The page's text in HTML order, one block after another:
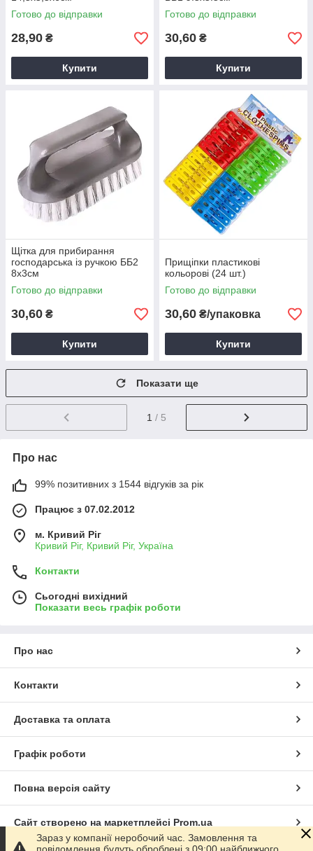
Готово до відправки
28,90 ₴
Купити
Готово до відправки
30,60 ₴
Купити
Щітка для прибирання
господарська із ручкою ББ2
8х3см
Готово до відправки
30,60 ₴
Купити
Прищіпки пластикові
кольорові (24 шт.)
Готово до відправки
30,60 ₴/упаковка
Купити
Показати ще
1 / 5
Про нас
99% позитивних з 1544 відгуків за рік
Працює з 07.02.2012
м. Кривий Ріг
Кривий Ріг, Кривий Ріг, Україна
Контакти
Сьогодні вихідний
Показати весь графік роботи
Про нас
Контакти
Доставка та оплата
Графік роботи
Повна версія сайту
Сайт створено на маркетплейсі Prom.ua
Зараз у компанії неробочий час. Замовлення та